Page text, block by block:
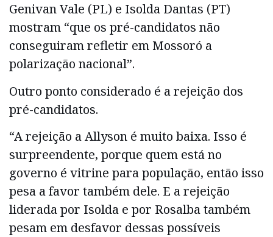
Genivan Vale (PL) e Isolda Dantas (PT)
mostram “que os pré-candidatos não
conseguiram refletir em Mossoró a
polarização nacional”.
Outro ponto considerado é a rejeição dos
pré-candidatos.
“A rejeição a Allyson é muito baixa. Isso é
surpreendente, porque quem está no
governo é vitrine para população, então isso
pesa a favor também dele. E a rejeição
liderada por Isolda e por Rosalba também
pesam em desfavor dessas possíveis